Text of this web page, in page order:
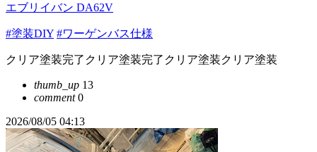
エブリイバン DA62V
#塗装DIY #ワーゲンバス仕様
クリア塗装完了クリア塗装完了クリア塗装クリア塗装
thumb_up 13
comment0
2026/08/05 04:13